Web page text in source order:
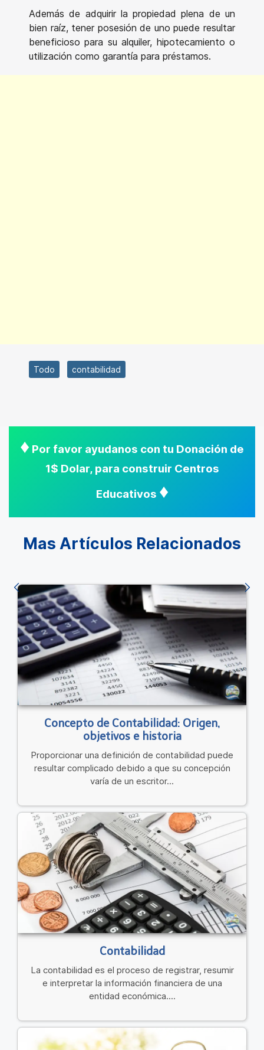
Además de adquirir la propiedad plena de un
bien raíz, tener posesión de uno puede resultar
beneficioso para su alquiler, hipotecamiento o
utilización como garantía para préstamos.
Todo contabilidad
♦ Por favor ayudanos con tu Donación de
1$ Dolar, para construir Centros
Educativos ♦
Mas Artículos Relacionados
Concepto de Contabilidad: Origen,
objetivos e historia
Proporcionar una definición de contabilidad puede
resultar complicado debido a que su concepción
varía de un escritor...
Contabilidad
La contabilidad es el proceso de registrar, resumir
e interpretar la información financiera de una
entidad económica....